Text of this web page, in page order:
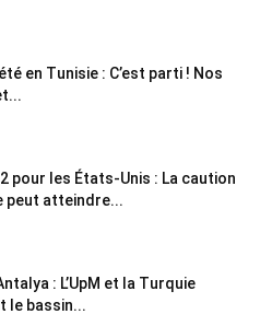
en Tunisie : C’est parti ! Nos
pour les États-Unis : La caution
peut atteindre...
: L’UpM et la Turquie
le bassin...